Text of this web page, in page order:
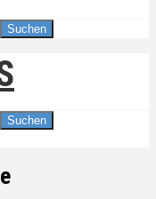
Suchen
Suchen